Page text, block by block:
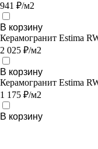
941 ₽/м2
В корзину
Керамогранит Estima
2 025 ₽/м2
В корзину
Керамогранит Estima
1 175 ₽/м2
В корзину